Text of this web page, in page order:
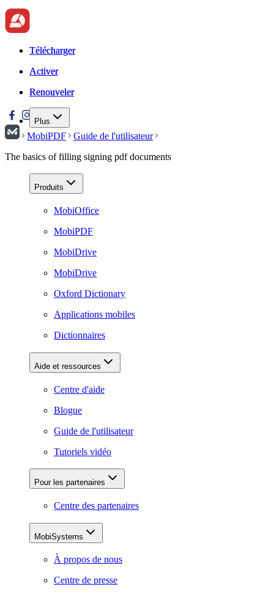
Télécharger
Activer
Renouveler
Plus
Télécharger
Activer
Renouveler
MobiPDF
Guide de l'utilisateur
The basics of filling signing pdf documents
Produits
MobiOffice
MobiPDF
MobiDrive
MobiDrive
Oxford Dictionary
Applications mobiles
Dictionnaires
Aide et ressources
Centre d'aide
Blogue
Guide de l'utilisateur
Tutoriels vidéo
Pour les partenaires
Centre des partenaires
MobiSystems
À propos de nous
Centre de presse